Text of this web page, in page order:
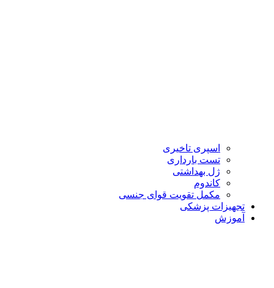
اسپری تاخیری
تست بارداری
ژل بهداشتی
کاندوم
مکمل تقویت قوای جنسی
تجهیزات پزشکی
آموزش